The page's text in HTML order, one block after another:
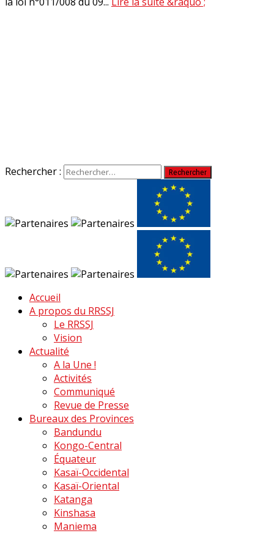
Rechercher :
Accueil
A propos du RRSSJ
Le RRSSJ
Vision
Actualité
A la Une !
Activités
Communiqué
Revue de Presse
Bureaux des Provinces
Bandundu
Kongo-Central
Équateur
Kasaï-Occidental
Kasaï-Oriental
Katanga
Kinshasa
Maniema